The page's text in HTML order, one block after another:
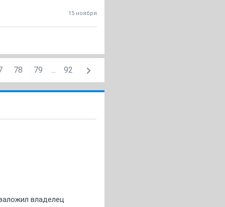
15 ноября
78 79 ... 92
владелец